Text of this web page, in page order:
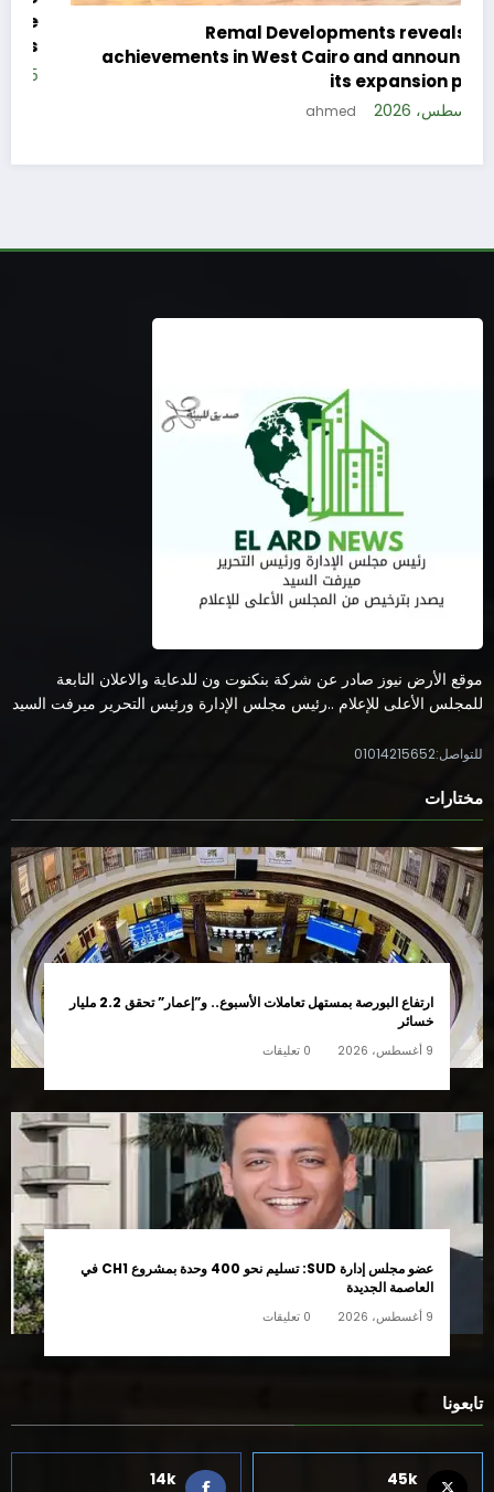
Remal Developments reveals its
achievements in West Cairo and announces
its expansion plan
5 أغسطس، 2026 ahmed
موقع الأرض نيوز صادر عن شركة بنكنوت ون للدعاية والاعلان التابعة
للمجلس الأعلى للإعلام ..رئيس مجلس الإدارة ورئيس التحرير ميرفت السيد
للتواصل:01014215652
مختارات
ارتفاع البورصة بمستهل تعاملات الأسبوع.. و”إعمار” تحقق 2.2 مليار
خسائر
9 أغسطس، 2026 0 تعليقات
عضو مجلس إدارة SUD: تسليم نحو 400 وحدة بمشروع CH1 في
العاصمة الجديدة
9 أغسطس، 2026 0 تعليقات
تابعونا
45k
14k